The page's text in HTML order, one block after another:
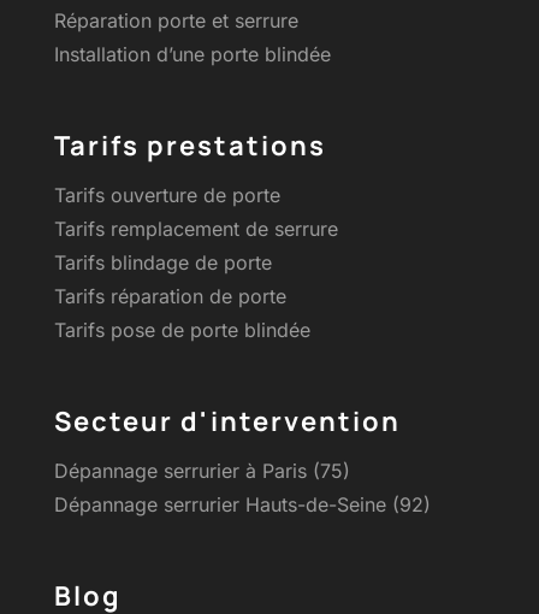
Réparation porte et serrure
Installation d’une porte blindée
Tarifs prestations
Tarifs ouverture de porte
Tarifs remplacement de serrure
Tarifs blindage de porte
Tarifs réparation de porte
Tarifs pose de porte blindée
Secteur d'intervention
Dépannage serrurier à Paris (75)
Dépannage serrurier Hauts-de-Seine (92)
Blog